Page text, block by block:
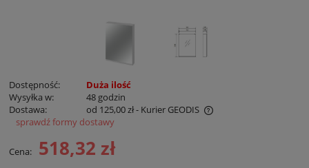
Dostępność:
Duża ilość
Wysyłka w:
48 godzin
Dostawa:
od 125,00 zł- Kurier GEODIS
Cena nie zawiera ewentualnych kosztów płatności
sprawdź formy dostawy
Cena: 518,32 zł